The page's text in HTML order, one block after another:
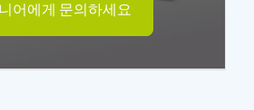
어에게 문의하세요